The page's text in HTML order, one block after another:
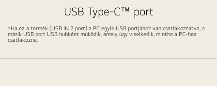
adatátvitelt
USB Type-C™ port
*Ha ez a termék (USB IN 2 port) a PC egyik USB portjához van csatlakoztatva, a
másik USB port USB hubként működik, amely úgy viselkedik, mintha a PC-hez
csatlakozna.